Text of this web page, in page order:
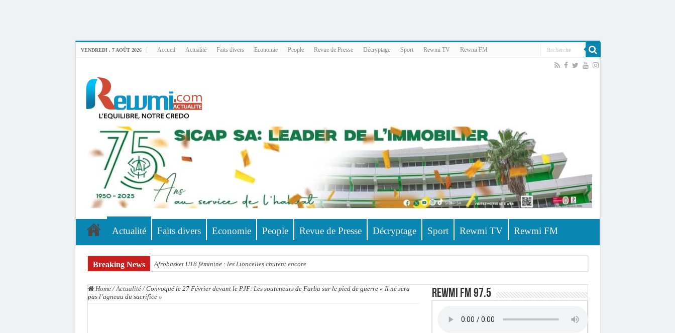
VENDREDI , 7 AOÛT 2026 Accueil Actualité Faits divers Economie People Revue de Presse Décryptage Sport Rewmi TV Rewmi FM
Actualité Faits divers Economie People Revue de Presse Décryptage Sport Rewmi TV Rewmi FM
Breaking News Afrobasket U18 féminine : les Lioncelles chutent encore
Affaire Khadim Ba : L’action publique éteinte, le PDG de Locafrique recouvre la liberté
Home / Actualité / Convoqué le 27 Février devant le PJF: Les souteneurs de Farba sur le pied de guerre « Il ne sera
pas l’agneau du sacrifice »
Rewmi FM 97.5